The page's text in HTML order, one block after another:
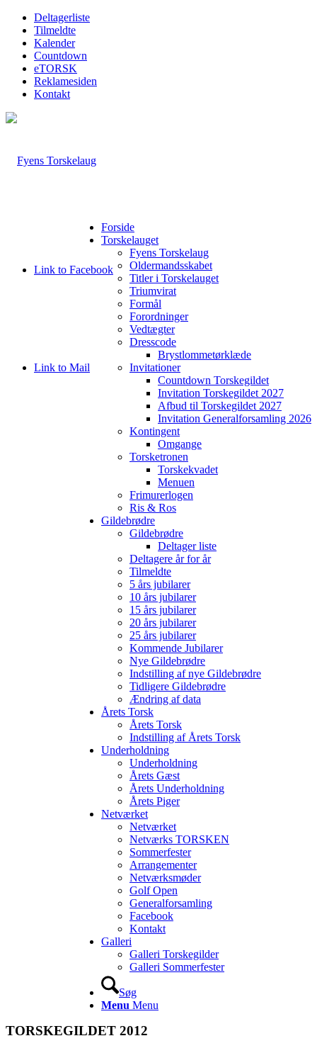
Deltagerliste
Tilmeldte
Kalender
Countdown
eTORSK
Reklamesiden
Kontakt
Link to Facebook
Link to Mail
Forside
Torskelauget
Fyens Torskelaug
Oldermandsskabet
Titler i Torskelauget
Triumvirat
Formål
Forordninger
Vedtægter
Dresscode
Brystlommetørklæde
Invitationer
Countdown Torskegildet
Invitation Torskegildet 2027
Afbud til Torskegildet 2027
Invitation Generalforsamling 2026
Kontingent
Omgange
Torsketronen
Torskekvadet
Menuen
Frimurerlogen
Ris & Ros
Gildebrødre
Gildebrødre
Deltager liste
Deltagere år for år
Tilmeldte
5 års jubilarer
10 års jubilarer
15 års jubilarer
20 års jubilarer
25 års jubilarer
Kommende Jubilarer
Nye Gildebrødre
Indstilling af nye Gildebrødre
Tidligere Gildebrødre
Ændring af data
Årets Torsk
Årets Torsk
Indstilling af Årets Torsk
Underholdning
Underholdning
Årets Gæst
Årets Underholdning
Årets Piger
Netværket
Netværket
Netværks TORSKEN
Sommerfester
Arrangementer
Netværksmøder
Golf Open
Generalforsamling
Facebook
Kontakt
Galleri
Galleri Torskegilder
Galleri Sommerfester
Søg
Menu Menu
TORSKEGILDET 2012